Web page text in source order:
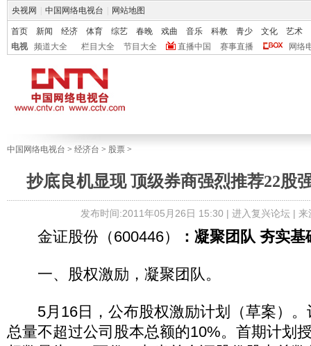
央视网 中国网络电视台 网站地图
首页 新闻 经济 体育 综艺 春晚 戏曲 音乐 科教 青少 文化
艺术
电视
频道大全 栏目大全 节目大全 直播中国 赛事直播 网络
中国网络电视台 > 经济台 > 股票 >
抄底良机显现 顶级券商强烈推荐22股
发布时间:2011年05月26日 15:30 | 进入复兴论坛| 来
金证股份（600446） ：凝聚团队 夯实
一、股权激励，凝聚团队。
5月16日，公布股权激励计划（草案）。
总量不超过公司股本总额的10%。首期计划